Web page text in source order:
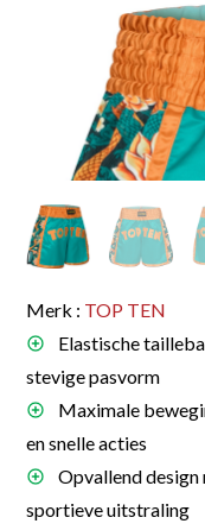
Merk : TOP TEN
Elastische
stevige pasvorm
Maximale
en snelle acties
Opvallend
sportieve uitstraling